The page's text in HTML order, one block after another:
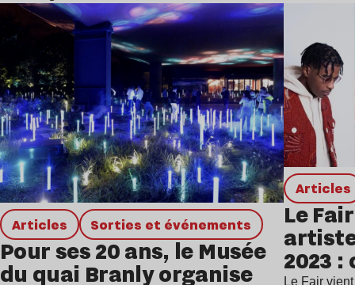
Articles Sorties et événements
Pour ses 20 ans, le Musée
du quai Branly organise
Articles
Le
2023 :
Le Fair
Lire l’article